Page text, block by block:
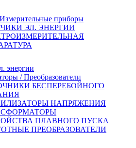
приборы
ЭЛ. ЭНЕРГИИ
энергии
/ Преобразователи
БЕСПЕРЕБОЙНОГО
НАПРЯЖЕНИЯ
ПЛАВНОГО ПУСКА
ПРЕОБРАЗОВАТЕЛИ